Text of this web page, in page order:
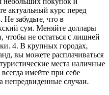
актуальный курс перед
забудьте, что в
сум. Меняйте доллары
чтобы не остаться с лишней
4. В крупных городах,
вы можете расплачиваться
места наличные
имейте при себе
непредвиденные случаи.